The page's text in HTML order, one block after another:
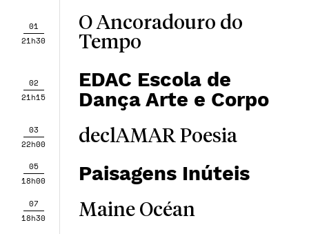
01
21h30
O Ancoradouro do
Tempo
02
21h15
EDAC Escola de
Dança Arte e Corpo
03
22h00
declAMAR Poesia
05
18h00
Paisagens Inúteis
07
18h30
Maine Océan